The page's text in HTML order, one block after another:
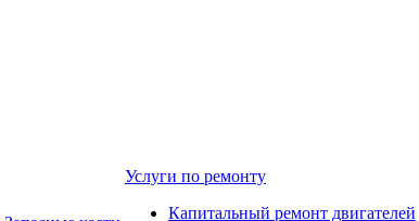
Услуги по ремонту
Капитальный ремонт двигателей